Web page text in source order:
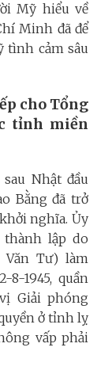
Mỹ hiểu về
Minh đã để
tình cảm sâu
cho Tổng
tỉnh miền
Nhật đầu
Bằng đã trở
nghĩa. Ủy
lập do
Tư) làm
8-1945, quần
Giải phóng
ở tỉnh lỵ
vấp phải